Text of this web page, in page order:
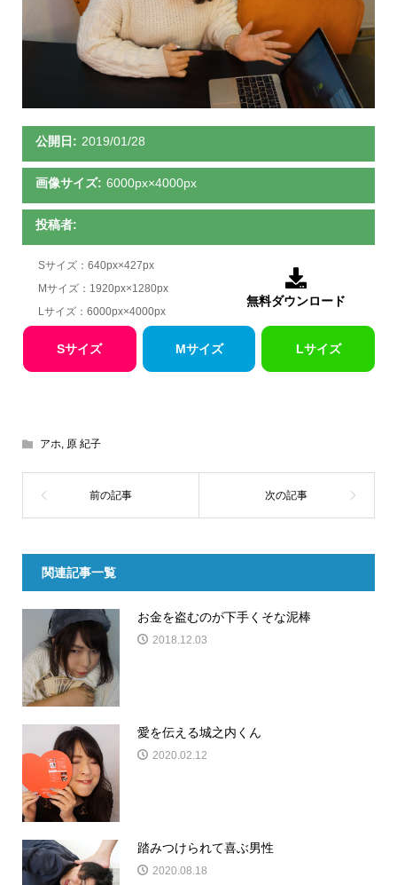
公開日: 2019/01/28
画像サイズ: 6000px×4000px
投稿者:
Sサイズ：640px×427px
Mサイズ：1920px×1280px
Lサイズ：6000px×4000px

無料ダウンロード
Sサイズ Mサイズ Lサイズ
アホ, 原 紀子
関連記事一覧
お金を盗むのが下手くそな泥棒
2018.12.03
愛を伝える城之内くん
2020.02.12
踏みつけられて喜ぶ男性
2020.08.18